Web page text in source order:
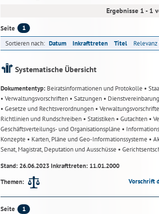
Ergebnisse 1 - 1
Seite 1
Sortieren nach: Datum Inkrafttreten Titel Relevanz
Systematische Übersicht
Dokumententyp: Beiratsinformationen und Protokolle •
• Verwaltungsvorschriften • Satzungen •
• Gesetze und Rechtsverordnungen •
Richtlinien und Rundschreiben • Statistiken • Gutachten •
Geschäftsverteilungs- und Organisationspläne •
Konzepte • Karten, Pläne und Geo-Informationssysteme •
Senat, Magistrat, Deputation und Ausschüsse •
Stand: 26.06.2023 Inkrafttreten: 11.01.2000
Themen:
Vorschrift
Seite 1